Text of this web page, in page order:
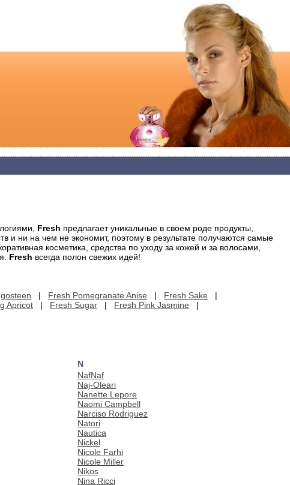
Fresh предлагает уникальные в своем роде продукты,
и ни на чем не экономит, поэтому в результате получаются самые
косметика, средства по уходу за кожей и за волосами,
Fresh всегда полон свежих идей!
| Fresh Pomegranate Anise | Fresh Sake |
Apricot | Fresh Sugar | Fresh Pink Jasmine |
N
NafNaf
Naj-Oleari
Nanette Lepore
Naomi Campbell
Narciso Rodriguez
Natori
Nautica
Nickel
Nicole Farhi
Nicole Miller
Nikos
Nina Ricci